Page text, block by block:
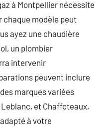
à Montpellier nécessite
modèle peut
ayez une chaudière
un plombier
intervenir
peuvent inclure
marques variées
et Chaffoteaux,
à votre